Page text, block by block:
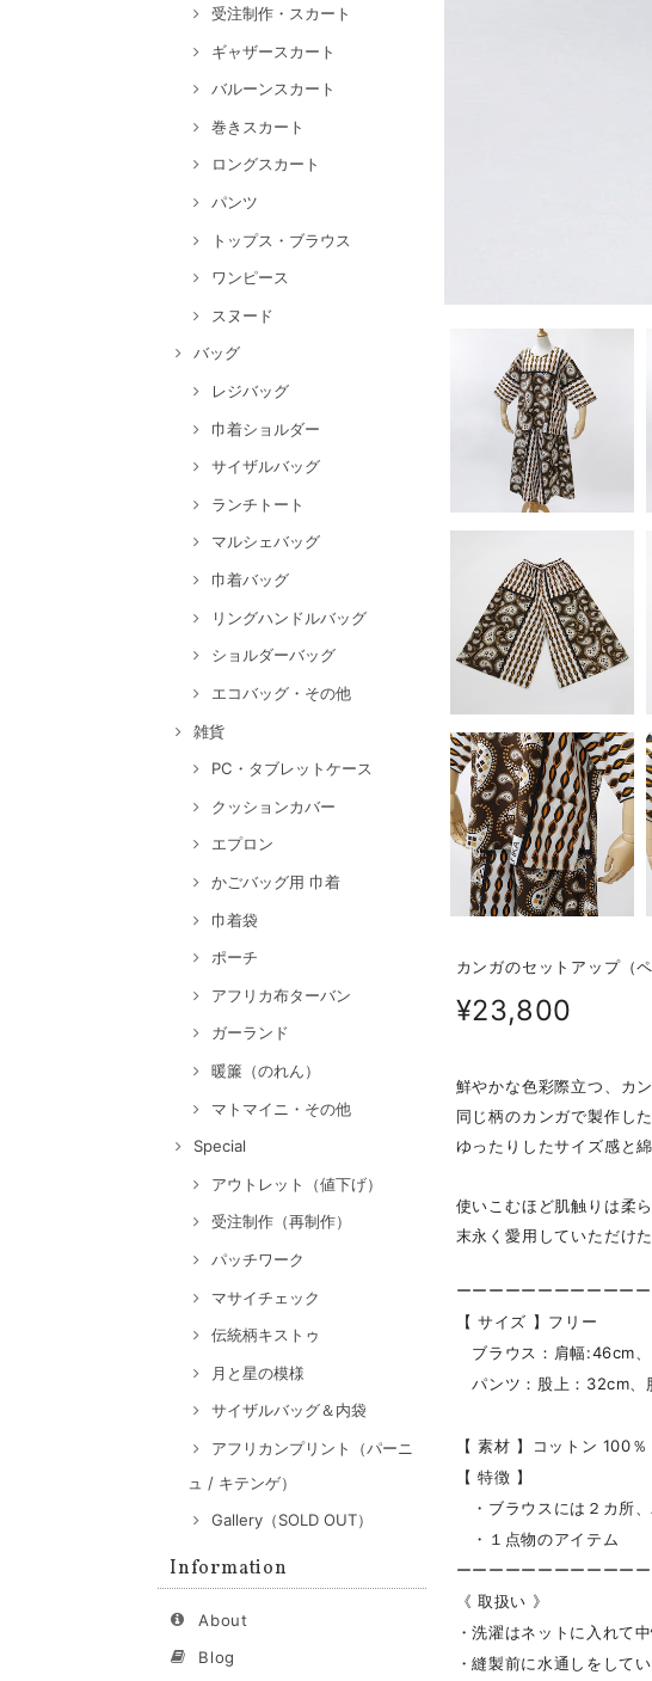
受注制作・スカート
ギャザースカート
バルーンスカート
巻きスカート
ロングスカート
パンツ
トップス・ブラウス
ワンピース
スヌード
バッグ
レジバッグ
巾着ショルダー
サイザルバッグ
ランチトート
マルシェバッグ
巾着バッグ
リングハンドルバッグ
ショルダーバッグ
エコバッグ・その他
雑貨
PC・タブレットケース
クッションカバー
エプロン
かごバッグ用 巾着
巾着袋
ポーチ
アフリカ布ターバン
ガーランド
暖簾（のれん）
マトマイニ・その他
Special
アウトレット（値下げ）
受注制作（再制作）
パッチワーク
マサイチェック
伝統柄キストゥ
月と星の模様
サイザルバッグ＆内袋
アフリカンプリント（パーニ
ュ / キテンゲ）
Gallery（SOLD OUT）
Information
About
Blog
カンガのセットアップ（
¥23,800
鮮やかな色彩際立つ、カ
同じ柄のカンガで製作し
ゆったりしたサイズ感と
使いこむほど肌触りは柔
末永く愛用していただけ
ーーーーーーーーーーー
【 サイズ 】フリー
ブラウス：肩幅:46cm
パンツ：股上：32cm、
【 素材 】コットン 100％
【 特徴 】
・ブラウスには２カ所、
・１点物のアイテム
ーーーーーーーーーーー
《 取扱い 》
・洗濯はネットに入れて
・縫製前に水通しをして